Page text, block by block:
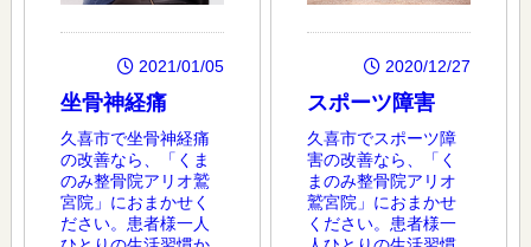
2021/01/05
坐骨神経痛
久喜市で坐骨神経痛
の改善なら、「くま
のみ整骨院アリオ鷲
宮院」におまかせく
ださい。患者様一人
2020/12/27
スポーツ障害
久喜市でスポーツ障
害の改善なら、「く
まのみ整骨院アリオ
鷲宮院」におまかせ
ください。患者様一